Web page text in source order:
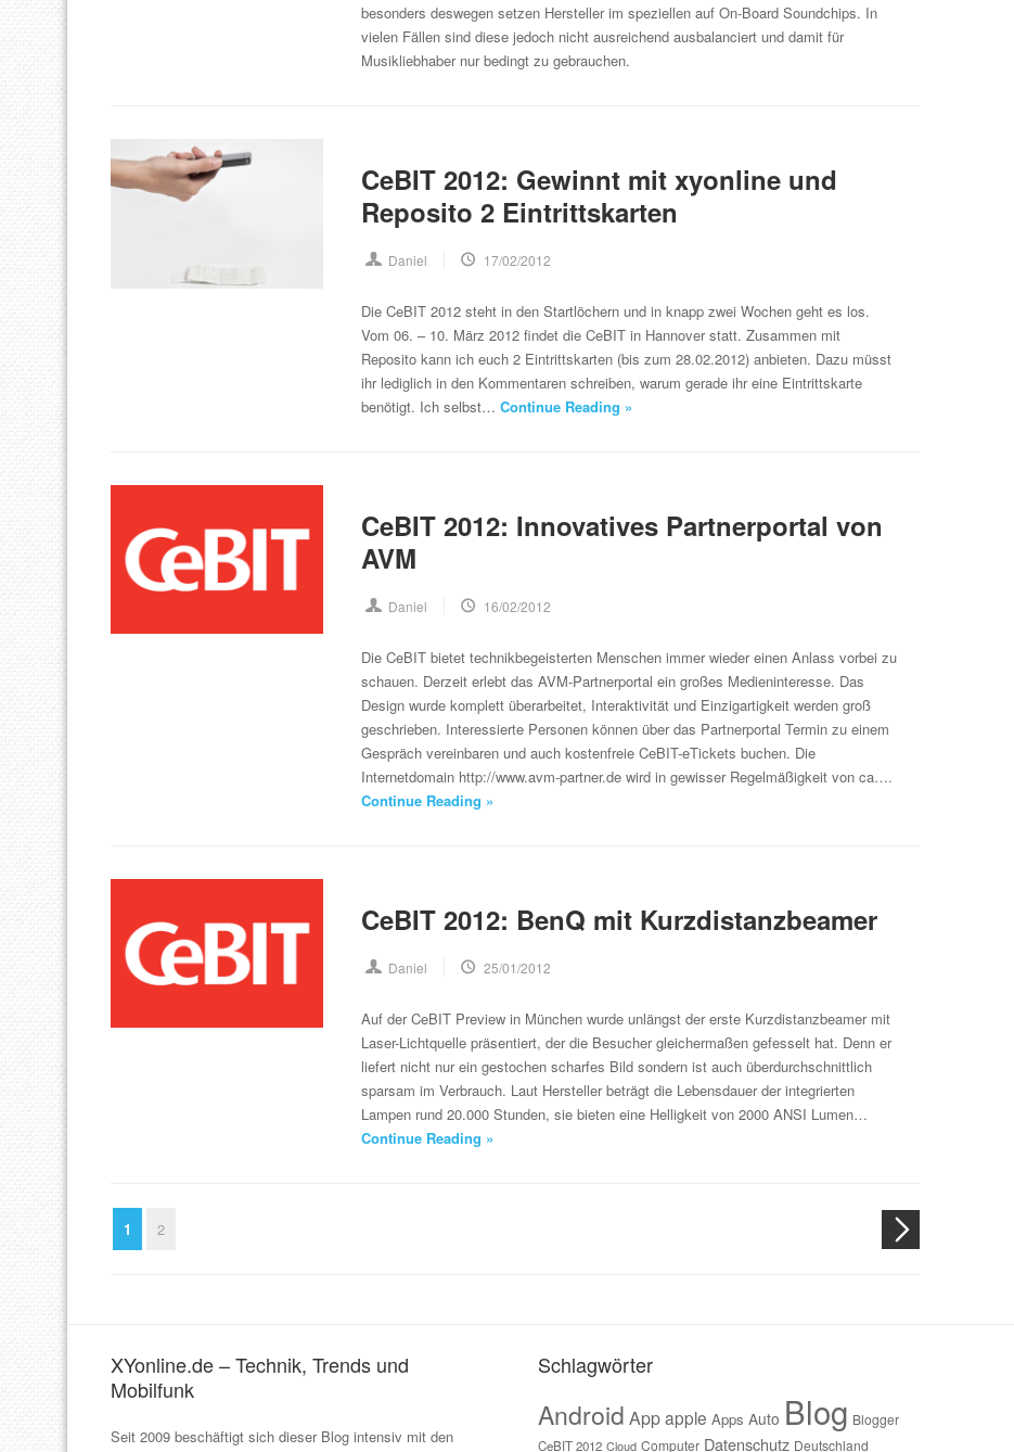
besonders deswegen setzen Hersteller im speziellen auf On-Board Soundchips. In
vielen Fällen sind diese jedoch nicht ausreichend ausbalanciert und damit für
Musikliebhaber nur bedingt zu gebrauchen.
CeBIT 2012: Gewinnt mit xyonline und
Reposito 2 Eintrittskarten
Daniel 17/02/2012
Die CeBIT 2012 steht in den Startlöchern und in knapp zwei Wochen geht es los.
Vom 06. – 10. März 2012 findet die CeBIT in Hannover statt. Zusammen mit
Reposito kann ich euch 2 Eintrittskarten (bis zum 28.02.2012) anbieten. Dazu müsst
ihr lediglich in den Kommentaren schreiben, warum gerade ihr eine Eintrittskarte
benötigt. Ich selbst…Continue Reading »
CeBIT 2012: Innovatives Partnerportal von
AVM
Daniel 16/02/2012
Die CeBIT bietet technikbegeisterten Menschen immer wieder einen Anlass vorbei zu
schauen. Derzeit erlebt das AVM-Partnerportal ein großes Medieninteresse. Das
Design wurde komplett überarbeitet, Interaktivität und Einzigartigkeit werden groß
geschrieben. Interessierte Personen können über das Partnerportal Termin zu einem
Gespräch vereinbaren und auch kostenfreie CeBIT-eTickets buchen. Die
Internetdomain http://www.avm-partner.de wird in gewisser Regelmäßigkeit von ca….
Continue Reading »
CeBIT 2012: BenQ mit Kurzdistanzbeamer
Daniel 25/01/2012
Auf der CeBIT Preview in München wurde unlängst der erste Kurzdistanzbeamer mit
Laser-Lichtquelle präsentiert, der die Besucher gleichermaßen gefesselt hat. Denn er
liefert nicht nur ein gestochen scharfes Bild sondern ist auch überdurchschnittlich
sparsam im Verbrauch. Laut Hersteller beträgt die Lebensdauer der integrierten
Lampen rund 20.000 Stunden, sie bieten eine Helligkeit von 2000 ANSI Lumen…
Continue Reading »
1 2
XYonline.de – Technik, Trends und
Mobilfunk
Seit 2009 beschäftigt sich dieser Blog intensiv mit den
Schlagwörter
Android Appapple Apps Auto Blog Blogger
CeBIT 2012 Cloud Computer Datenschutz Deutschland